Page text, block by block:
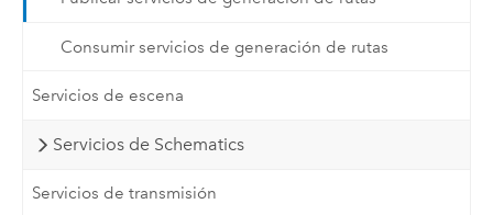
Consumir servicios de generación de rutas
Servicios de escena
Servicios de Schematics
Servicios de transmisión